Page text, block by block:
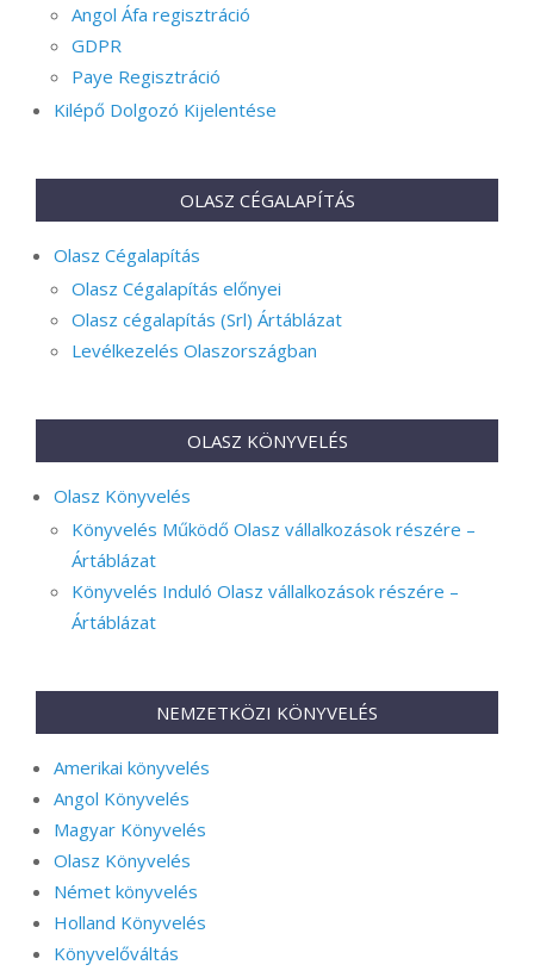
Angol Áfa regisztráció
GDPR
Paye Regisztráció
Kilépő Dolgozó Kijelentése
OLASZ CÉGALAPÍTÁS
Olasz Cégalapítás
Olasz Cégalapítás előnyei
Olasz cégalapítás (Srl) Ártáblázat
Levélkezelés Olaszországban
OLASZ KÖNYVELÉS
Olasz Könyvelés
Könyvelés Működő Olasz vállalkozások részére –
Ártáblázat
Könyvelés Induló Olasz vállalkozások részére –
Ártáblázat
NEMZETKÖZI KÖNYVELÉS
Amerikai könyvelés
Angol Könyvelés
Magyar Könyvelés
Olasz Könyvelés
Német könyvelés
Holland Könyvelés
Könyvelőváltás